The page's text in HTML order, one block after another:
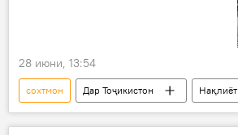
28 июни, 13:54
сохтмон Дар Тоҷикистон
Нақлиёт
роҳи оҳан
Суғд